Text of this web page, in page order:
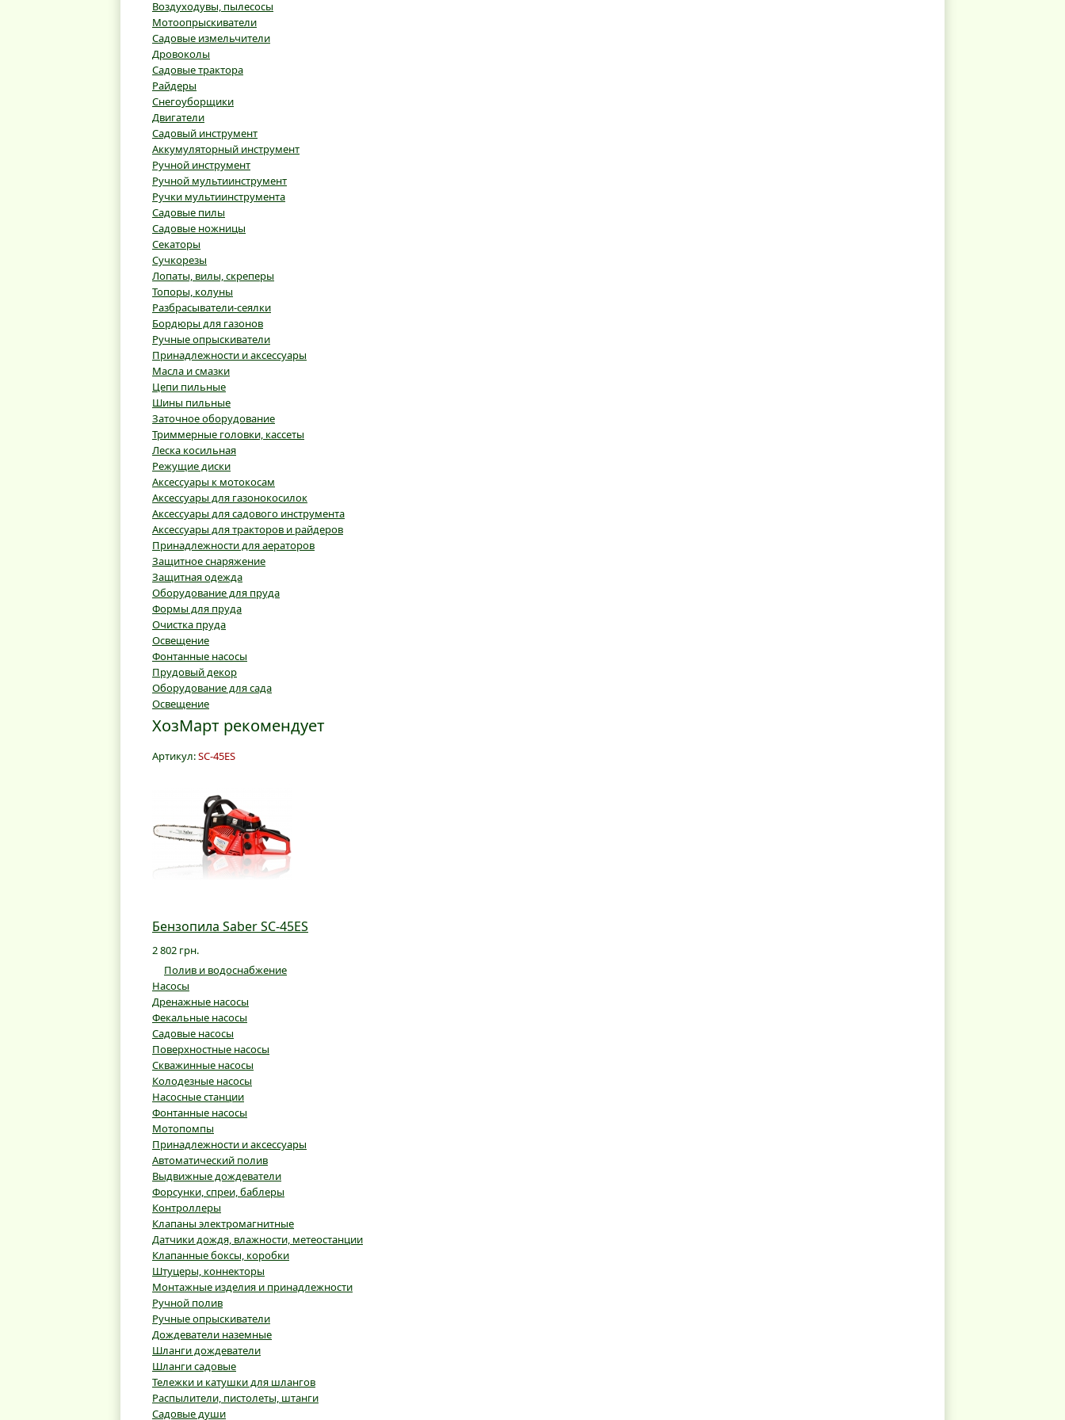
Воздуходувы, пылесосы
Мотоопрыскиватели
Садовые измельчители
Дровоколы
Садовые трактора
Райдеры
Снегоуборщики
Двигатели
Садовый инструмент
Аккумуляторный инструмент
Ручной инструмент
Ручной мультиинструмент
Ручки мультиинструмента
Садовые пилы
Садовые ножницы
Секаторы
Сучкорезы
Лопаты, вилы, скреперы
Топоры, колуны
Разбрасыватели-сеялки
Бордюры для газонов
Ручные опрыскиватели
Принадлежности и аксессуары
Масла и смазки
Цепи пильные
Шины пильные
Заточное оборудование
Триммерные головки, кассеты
Леска косильная
Режущие диски
Аксессуары к мотокосам
Аксессуары для газонокосилок
Аксессуары для садового инструмента
Аксессуары для тракторов и райдеров
Принадлежности для аераторов
Защитное снаряжение
Защитная одежда
Оборудование для пруда
Формы для пруда
Очистка пруда
Освещение
Фонтанные насосы
Прудовый декор
Оборудование для сада
Освещение
ХозМарт рекомендует
Артикул:SC-45ES
Бензопила Saber SC-45ES
2 802 грн.
Полив и водоснабжение
Насосы
Дренажные насосы
Фекальные насосы
Садовые насосы
Поверхностные насосы
Скважинные насосы
Колодезные насосы
Насосные станции
Фонтанные насосы
Мотопомпы
Принадлежности и аксессуары
Автоматический полив
Выдвижные дождеватели
Форсунки, спреи, баблеры
Контроллеры
Клапаны электромагнитные
Датчики дождя, влажности, метеостанции
Клапанные боксы, коробки
Штуцеры, коннекторы
Монтажные изделия и принадлежности
Ручной полив
Ручные опрыскиватели
Дождеватели наземные
Шланги дождеватели
Шланги садовые
Тележки и катушки для шлангов
Распылители, пистолеты, штанги
Садовые души